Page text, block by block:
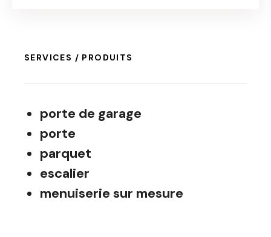
SERVICES / PRODUITS
porte de garage
porte
parquet
escalier
menuiserie sur mesure